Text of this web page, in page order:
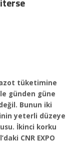
tüketimine
günden güne
Bunun iki
yeterli düzeye
İkinci korku
CNR EXPO